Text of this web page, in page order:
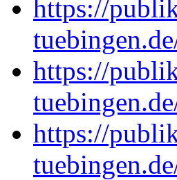
https://
https://
https://